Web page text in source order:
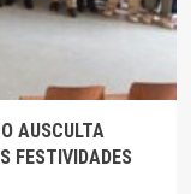
AUSCULTA
FESTIVIDADES